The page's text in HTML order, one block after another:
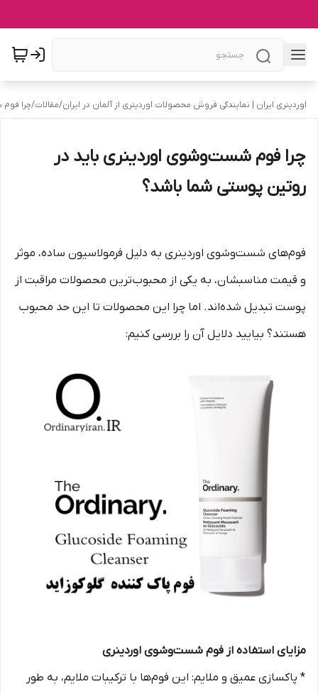
اوردینری ایران | نمایندگی فروش محصولات اوردینری از آلمان در ایران/مقالات/چرا
چرا فوم شست‌وشوی اوردینری باید در
روتین پوستی شما باشد؟
فوم‌های شست‌وشوی اوردینری به دلیل فرمولاسیون ساده، موثر
و قیمت مناسبشان، به یکی از محبوب‌ترین محصولات مراقبت از
پوست تبدیل شده‌اند. اما چرا این محصولات تا این حد محبوب
هستند؟ بیایید دلایل آن را بررسی کنیم:
مزایای استفاده از فوم شست‌وشوی اوردینری
* پاکسازی عمیق و ملایم: این فوم‌ها با ترکیبات ملایم، به طور